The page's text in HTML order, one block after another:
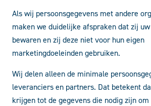
Als wij persoonsgegevens met andere
maken we duidelijke afspraken dat zij
bewaren en zij deze niet voor hun eigen
marketingdoeleinden gebruiken.
Wij delen alleen de minimale
leveranciers en partners. Dat betekent
krijgen tot de gegevens die nodig zijn